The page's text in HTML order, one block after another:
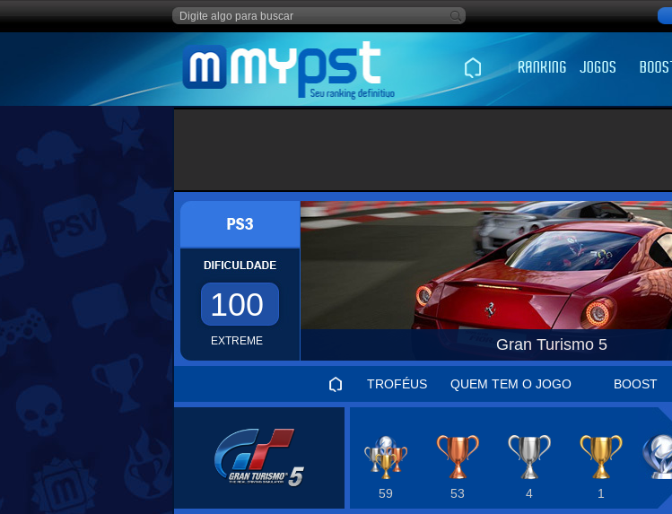
100
EXTREME Gran Turismo 5
TROFÉUS QUEM TEM O JOGO BOOST
59 53 4 1